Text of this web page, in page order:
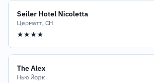
Seiler Hotel Nicoletta
Церматт, CH
★★★★
The Alex
Нью Йорк